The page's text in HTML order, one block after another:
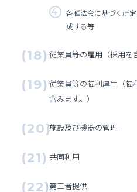
各種法令に基づく所
成する等
従業員等の雇用（採用を
従業員等の福利厚生（福
含みます。）
施設及び機器の管理
共同利用
第三者提供